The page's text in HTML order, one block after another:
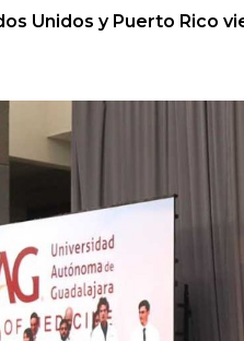
Unidos y Puerto Rico